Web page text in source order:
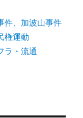
件、加波山事件
権運動
ラ・流通